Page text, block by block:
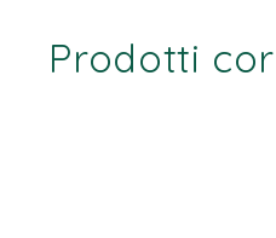
Prodotti